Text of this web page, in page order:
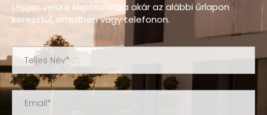
Lépjen velünk kapcsolatba akár az alábbi űrlapon
keresztül, emailben vagy telefonon.